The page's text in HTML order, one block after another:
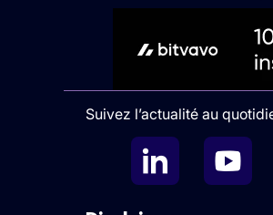
Suivez l’actualité au